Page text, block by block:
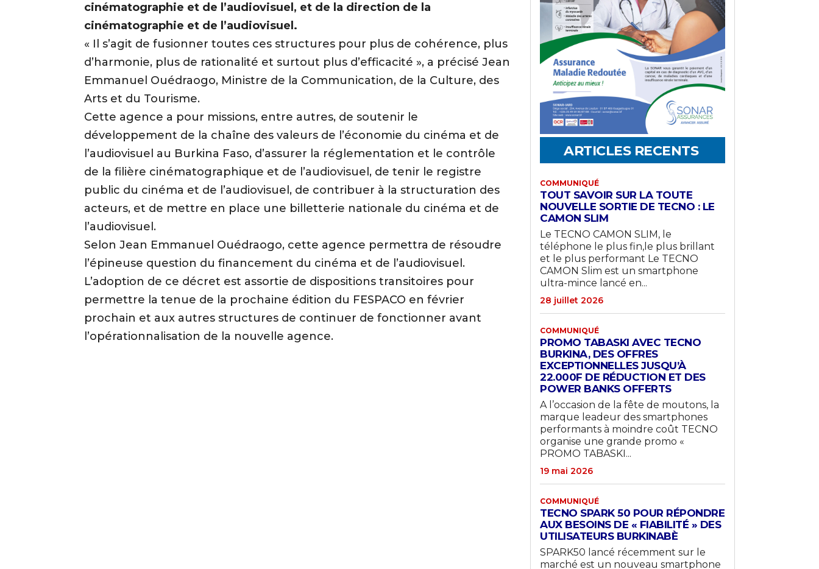
cinématographie et de l’audiovisuel, et de la direction de la
cinématographie et de l’audiovisuel.
« Il s’agit de fusionner toutes ces structures pour plus de cohérence, plus
d’harmonie, plus de rationalité et surtout plus d’efficacité », a précisé Jean
Emmanuel Ouédraogo, Ministre de la Communication, de la Culture, des
Arts et du Tourisme.
Cette agence a pour missions, entre autres, de soutenir le
développement de la chaîne des valeurs de l’économie du cinéma et de
l’audiovisuel au Burkina Faso, d’assurer la réglementation et le contrôle
de la filière cinématographique et de l’audiovisuel, de tenir le registre
public du cinéma et de l’audiovisuel, de contribuer à la structuration des
acteurs, et de mettre en place une billetterie nationale du cinéma et de
l’audiovisuel.
Selon Jean Emmanuel Ouédraogo, cette agence permettra de résoudre
l’épineuse question du financement du cinéma et de l’audiovisuel.
L’adoption de ce décret est assortie de dispositions transitoires pour
permettre la tenue de la prochaine édition du FESPACO en février
prochain et aux autres structures de continuer de fonctionner avant
l’opérationnalisation de la nouvelle agence.
ARTICLES RECENTS
COMMUNIQUÉ
TOUT SAVOIR SUR LA TOUTE
NOUVELLE SORTIE DE TECNO : LE
CAMON SLIM
Le TECNO CAMON SLIM, le
téléphone le plus fin,le plus brillant
et le plus performant Le TECNO
CAMON Slim est un smartphone
ultra-mince lancé en...
28 juillet 2026
COMMUNIQUÉ
PROMO TABASKI AVEC TECNO
BURKINA, DES OFFRES
EXCEPTIONNELLES JUSQU’À
22.000F DE RÉDUCTION ET DES
POWER BANKS OFFERTS
A l’occasion de la fête de moutons, la
marque leadeur des smartphones
performants à moindre coût TECNO
organise une grande promo «
PROMO TABASKI...
19 mai 2026
COMMUNIQUÉ
TECNO SPARK 50 POUR RÉPONDRE
AUX BESOINS DE « FIABILITÉ » DES
UTILISATEURS BURKINABÈ
SPARK50 lancé récemment sur le
marché est un nouveau smartphone